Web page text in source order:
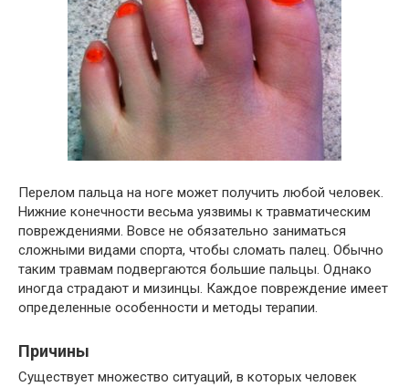
Перелом пальца на ноге может получить любой человек.
Нижние конечности весьма уязвимы к травматическим
повреждениями. Вовсе не обязательно заниматься
сложными видами спорта, чтобы сломать палец. Обычно
таким травмам подвергаются большие пальцы. Однако
иногда страдают и мизинцы. Каждое повреждение имеет
определенные особенности и методы терапии.
Причины
Существует множество ситуаций, в которых человек